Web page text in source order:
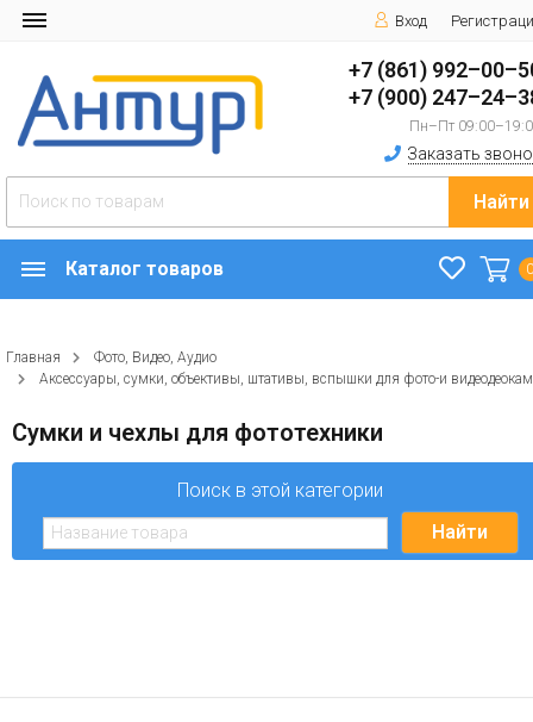
Вход
+7 (861)
+7 (900)
Пн–Пт
Заказать
Найти
Каталог товаров
Главная
Фото, Видео, Аудио
Аксессуары, сумки, объективы, штативы, вспышки для фото-и
Сумки и чехлы для фототехники
Поиск в этой категории